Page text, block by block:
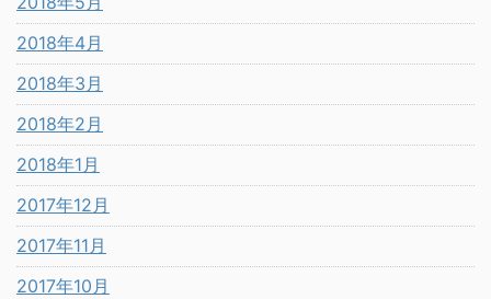
2018年4月
2018年3月
2018年2月
2018年1月
2017年12月
2017年11月
2017年10月